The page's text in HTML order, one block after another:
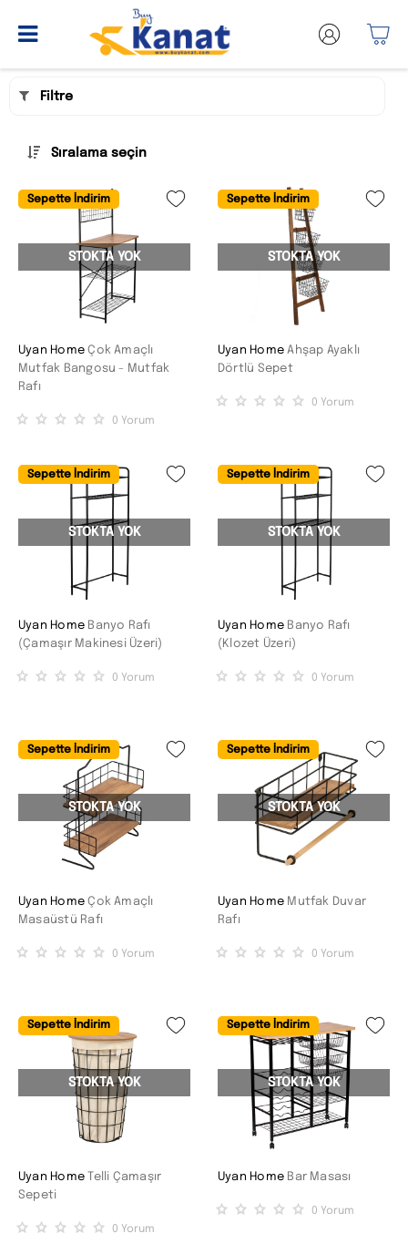
Filtre
Sıralama seçin
Sepette İndirim
STOKTA YOK
Uyan Home Çok Amaçlı
Mutfak Bangosu - Mutfak
Rafı
0 Yorum
Sepette İndirim
STOKTA YOK
Uyan Home Ahşap Ayaklı
Dörtlü Sepet
0 Yorum
Sepette İndirim
STOKTA YOK
Uyan Home Banyo Rafı
(Çamaşır Makinesi Üzeri)
0 Yorum
Sepette İndirim
STOKTA YOK
Uyan Home Banyo Rafı
(Klozet Üzeri)
0 Yorum
Sepette İndirim
STOKTA YOK
Uyan Home Çok Amaçlı
Masaüstü Rafı
0 Yorum
Sepette İndirim
STOKTA YOK
Uyan Home Mutfak Duvar
Rafı
0 Yorum
Sepette İndirim
STOKTA YOK
Uyan Home Telli Çamaşır
Sepeti
0 Yorum
Sepette İndirim
STOKTA YOK
Uyan Home Bar Masası
0 Yorum